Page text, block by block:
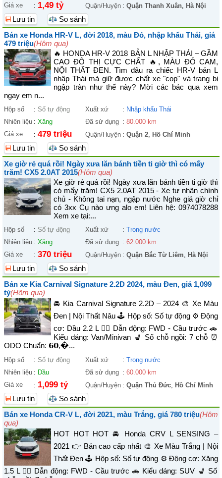
Giá xe
: 1,49 tỷ Quận/Huyện : Quận Thanh Xuân, Hà Nội
Lưu tin
So sánh
Bán xe Honda HR-V L, đời 2018, màu Đỏ, nhập khẩu Thái, giá
479 triệu(Hôm qua)
🔥 HONDA HR-V 2018 BẢN L NHẬP THÁI – GẦM
CAO ĐÔ THỊ CỰC CHẤT 🔥, MÀU ĐỎ CAM,
NỘI THẤT ĐEN. Tìm đâu ra chiếc HR-V bản L
nhập Thái mà giữ được chất xe "cọp" và trang bị
ngập tràn như thế này? Mời các bác qua xem
ngay em n...
Hộp số : Số tự động Xuất xứ : Nhập khẩu Thái
Nhiên liệu : Xăng Đã sử dụng : 80.000 km
Giá xe
: 479 triệu Quận/Huyện : Quận 2, Hồ Chí Minh
Lưu tin
So sánh
Xe giờ rẻ quá rồi! Ngày xưa lăn bánh tiền ti giờ thì có mấy
trăm! CX5 2.0AT 2015(Hôm qua)
Xe giờ rẻ quá rồi! Ngày xưa lăn bánh tiền ti giờ thì
có mấy trăm! CX5 2.0AT 2015 - Xe tư nhân chính
chủ - Không tai nạn, ngập nước Nghe giá giờ chỉ
có 3xx Cụ nào ưng alo em! Liên hệ: 0974078288
Xem xe tại:...
Hộp số : Số tự động Xuất xứ : Trong nước
Nhiên liệu : Xăng Đã sử dụng : 62.000 km
Giá xe
: 370 triệu Quận/Huyện : Quận Bắc Từ Liêm, Hà Nội
Lưu tin
So sánh
Bán xe Kia Carnival Signature 2.2D 2024, màu Đen, giá 1,099
tỷ(Hôm qua)
🚘 Kia Carnival Signature 2.2D – 2024 🎨 Xe Màu
Đen | Nội Thất Nâu 🕹️ Hộp số: Số tự động ⚙️ Động
cơ: Dầu 2.2 L 🚴‍♀️ Dẫn động: FWD - Cầu trước 🚗
Kiểu dáng: Van/Minivan 💺 Số chỗ ngồi: 7 chỗ ⏰
ODO Chuẩn: 𝟲𝟬,�...
Hộp số : Số tự động Xuất xứ : Trong nước
Nhiên liệu : Dầu Đã sử dụng : 60.000 km
Giá xe
: 1,099 tỷ Quận/Huyện : Quận Thủ Đức, Hồ Chí Minh
Lưu tin
So sánh
Bán xe Honda CR-V L, đời 2021, màu Trắng, giá 780 triệu(Hôm
qua)
HOT HOT HOT 🚘 Honda CRV L SENSING –
2021 👉 Bản cao cấp nhất 🎨 Xe Màu Trắng | Nội
Thất Đen 🕹️ Hộp số: Số tự động ⚙️ Động cơ: Xăng
1.5 L 🚴‍♀️ Dẫn động: FWD - Cầu trước 🚗 Kiểu dáng: SUV 💺 Số